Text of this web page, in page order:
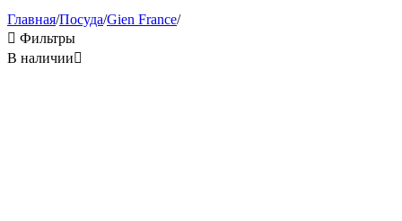
Главная/Посуда/Gien France/
 Фильтры
В наличии